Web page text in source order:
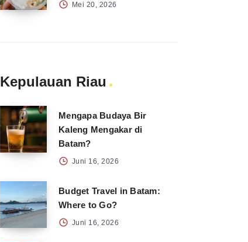
Mei 20, 2026
Kepulauan Riau
Mengapa Budaya Bir
Kaleng Mengakar di
Batam?
Juni 16, 2026
Budget Travel in Batam:
Where to Go?
Juni 16, 2026